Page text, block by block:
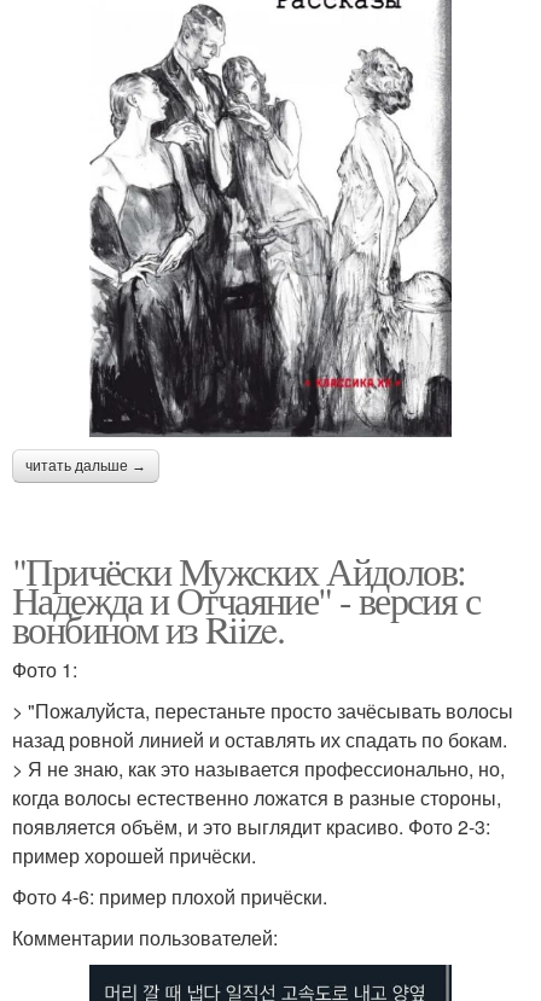
читать дальше →
"Причёски Мужских Айдолов:
Надежда и Отчаяние" - версия с
вонбином из Riize.
Фото 1:
> "Пожалуйста, перестаньте просто зачёсывать волосы
назад ровной линией и оставлять их спадать по бокам.
> Я не знаю, как это называется профессионально, но,
когда волосы естественно ложатся в разные стороны,
появляется объём, и это выглядит красиво. Фото 2-3:
пример хорошей причёски.
Фото 4-6: пример плохой причёски.
Комментарии пользователей: